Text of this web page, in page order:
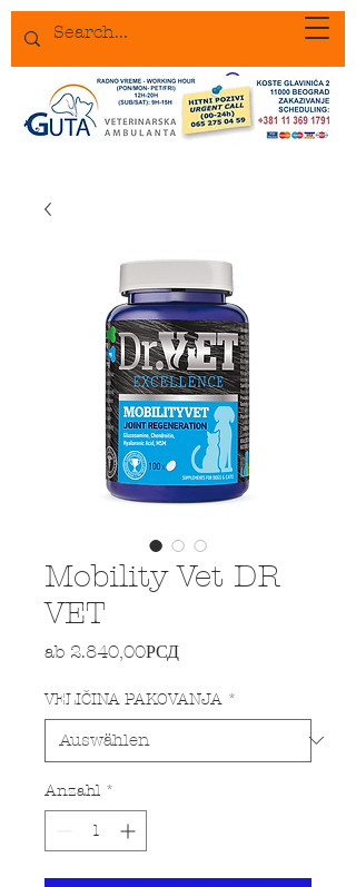
Mobility Vet DR
VET
ab 2.840,00РСДSale-Preis
VELIČINA PAKOVANJA *
Anzahl *